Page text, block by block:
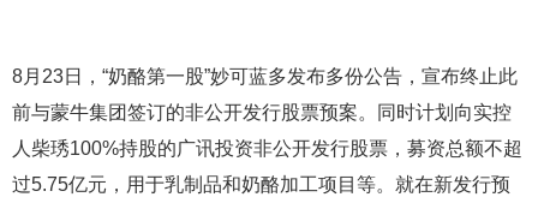
8月23日，“奶酪第一股”妙可蓝多发布多份公告，宣布终止此
前与蒙牛集团签订的非公开发行股票预案。同时计划向实控
人柴琇100%持股的广讯投资非公开发行股票，募资总额不超
过5.75亿元，用于乳制品和奶酪加工项目等。就在新发行预